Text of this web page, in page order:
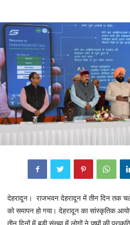
देहरादून। राजभवन देहरादून में तीन दिन तक
को समापन हो गया। देहरादून का सांस्कृतिक
तीन दिनों में बड़ी संख्या में लोगों ने पुष्पों की